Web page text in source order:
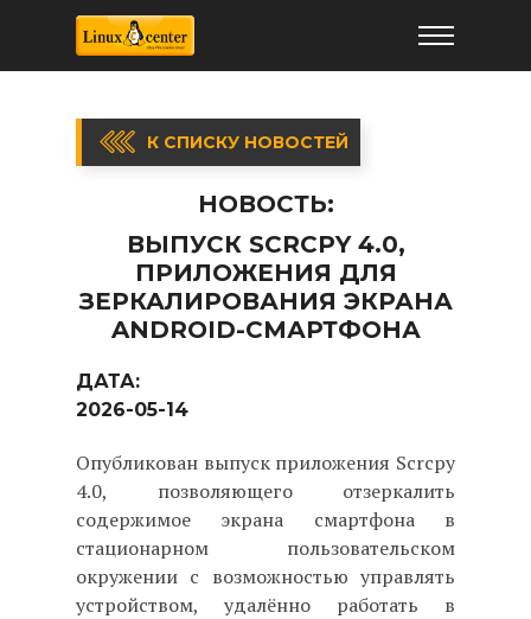
К СПИСКУ НОВОСТЕЙ
НОВОСТЬ:
ВЫПУСК SCRCPY 4.0,
ПРИЛОЖЕНИЯ ДЛЯ
ЗЕРКАЛИРОВАНИЯ ЭКРАНА
ANDROID-СМАРТФОНА
ДАТА:
2026-05-14
Опубликован выпуск приложения Scrcpy
4.0, позволяющего отзеркалить
содержимое экрана смартфона в
стационарном пользовательском
окружении с возможностью управлять
устройством, удалённо работать в